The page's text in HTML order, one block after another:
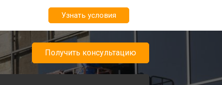
Узнать условия
Получить консультацию